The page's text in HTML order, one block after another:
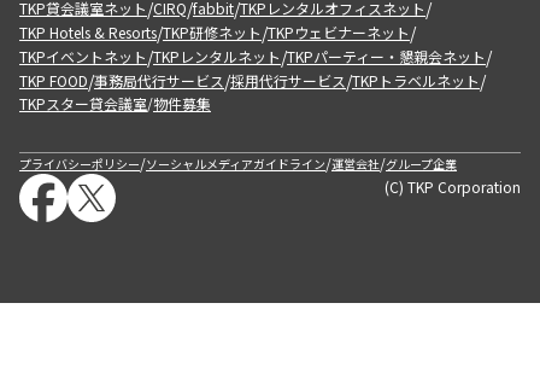
TKP貸会議室ネット/CIRQ/fabbit/TKPレンタルオフィスネット/
TKP Hotels & Resorts/TKP研修ネット/TKPウェビナーネット/
TKPイベントネット/TKPレンタルネット/TKPパーティー・懇親会ネット/
TKP FOOD/事務局代行サービス/採用代行サービス/TKPトラベルネット/
TKPスター貸会議室/物件募集
プライバシーポリシー/ソーシャルメディアガイドライン/運営会社/グループ企業
(C) TKP Corporation